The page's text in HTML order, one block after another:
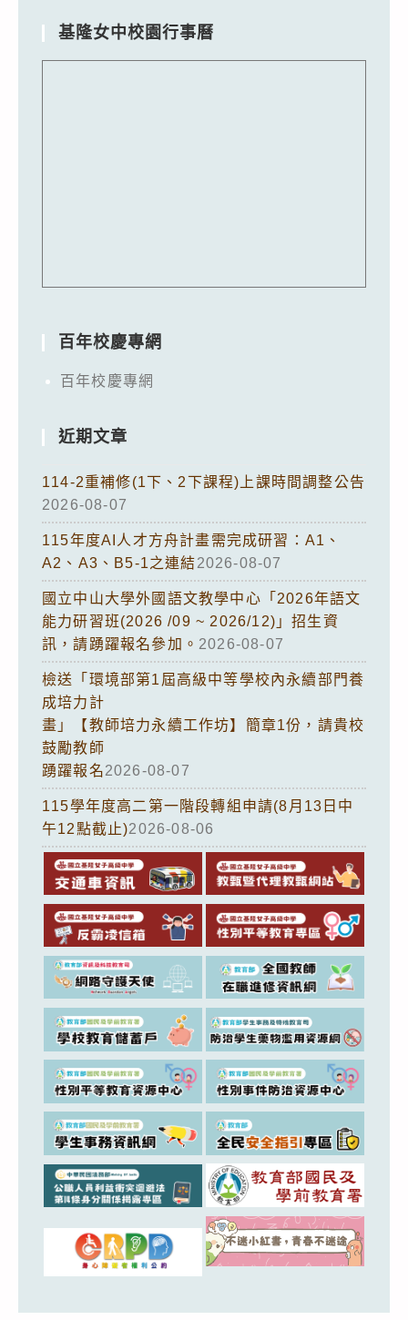
基隆女中校園行事曆
百年校慶專網
百年校慶專網
近期文章
114-2重補修(1下、2下課程)上課時間調整公告
2026-08-07
115年度AI人才方舟計畫需完成研習：A1、
A2、A3、B5-1之連結2026-08-07
國立中山大學外國語文教學中心「2026年語文
能力研習班(2026 /09 ~ 2026/12)」招生資
訊，請踴躍報名參加。 2026-08-07
檢送「環境部第1屆高級中等學校內永續部門養
成培力計
畫」【教師培力永續工作坊】簡章1份，請貴校
鼓勵教師
踴躍報名2026-08-07
115學年度高二第一階段轉組申請(8月13日中
午12點截止)2026-08-06